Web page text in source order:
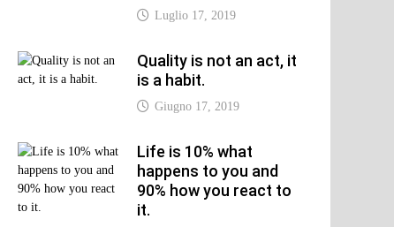
Luglio 17, 2019
Quality is not an act, it
is a habit.
Giugno 17, 2019
Life is 10% what
happens to you and
90% how you react to
it.